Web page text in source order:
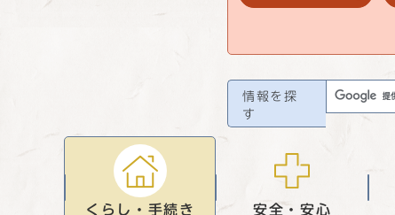
情報を探
す
くらし・手続き 安全・安心